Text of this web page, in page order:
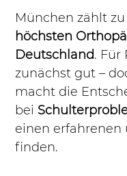
München zählt
höchsten
Deutschland. Für
zunächst gut –
macht die
bei
einen erfahrenen
finden.